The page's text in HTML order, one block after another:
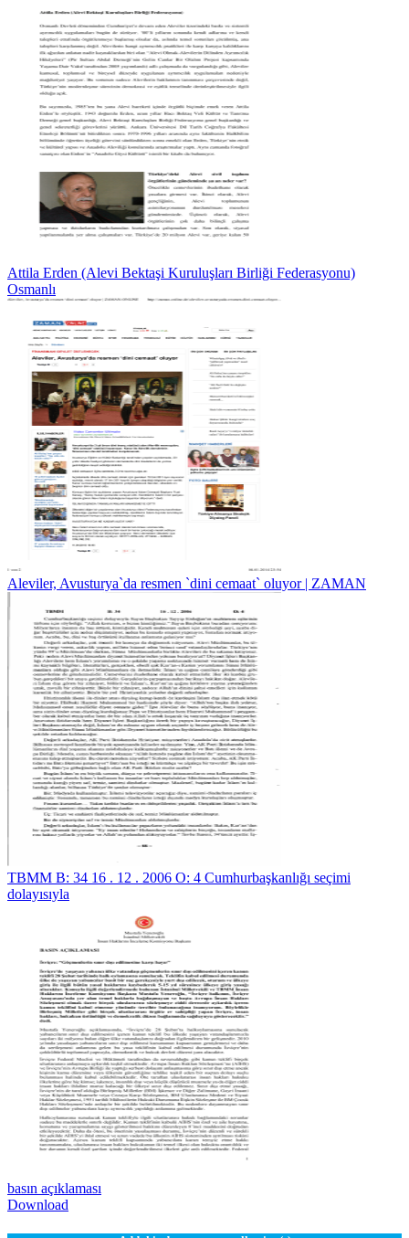
Attila Erden (Alevi Bektaşi Kuruluşları Birliği Federasyonu)
Osmanlı
Aleviler, Avusturya`da resmen `dini cemaat` oluyor | ZAMAN
TBMM B: 34 16 . 12 . 2006 O: 4 Cumhurbaşkanlığı seçimi
dolayısıyla
basın açıklaması
Download